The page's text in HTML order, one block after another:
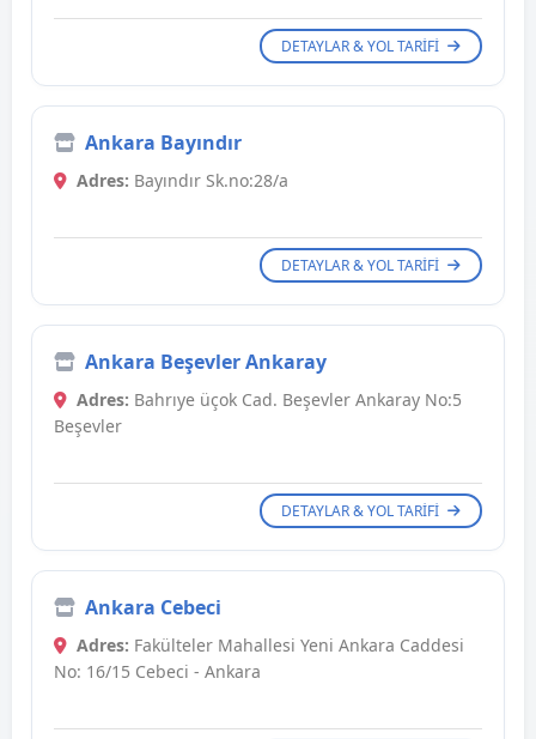
DETAYLAR & YOL TARIFI
Ankara Bayındır
Adres: Bayındır Sk.no:28/a
DETAYLAR & YOL TARIFI
Ankara Beşevler Ankaray
Adres: Bahrıye üçok Cad. Beşevler Ankaray No:5
Beşevler
DETAYLAR & YOL TARIFI
Ankara Cebeci
Adres: Fakülteler Mahallesi Yeni Ankara Caddesi
No: 16/15 Cebeci - Ankara